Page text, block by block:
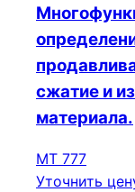
сжатие и
материала.
МТ 777
Уточнить